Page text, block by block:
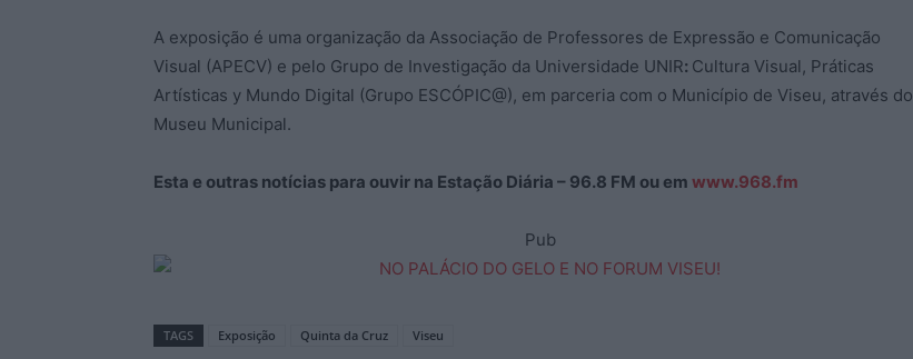
A exposição é uma organização da Associação de Professores de Expressão e Comunicação
Visual (APECV) e pelo Grupo de Investigação da Universidade UNIR: Cultura Visual, Práticas
Artísticas y Mundo Digital (Grupo ESCÓPIC@), em parceria com o Município de Viseu, através do
Museu Municipal.
Esta e outras notícias para ouvir na Estação Diária – 96.8 FM ou em www.968.fm
Pub
TAGS Exposição Quinta da Cruz Viseu